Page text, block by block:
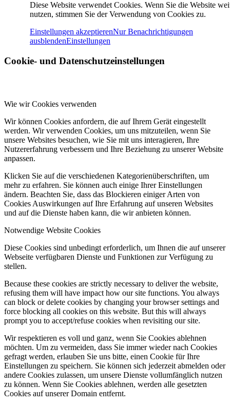
Diese Website verwendet Cookies. Wenn Sie die Website
nutzen, stimmen Sie der Verwendung von Cookies zu.
Einstellungen akzeptierenNur Benachrichtigungen
ausblendenEinstellungen
Cookie- und Datenschutzeinstellungen
Wie wir Cookies verwenden
Wir können Cookies anfordern, die auf Ihrem Gerät eingestellt
werden. Wir verwenden Cookies, um uns mitzuteilen, wenn Sie
unsere Websites besuchen, wie Sie mit uns interagieren, Ihre
Nutzererfahrung verbessern und Ihre Beziehung zu unserer Website
anpassen.
Klicken Sie auf die verschiedenen Kategorienüberschriften, um
mehr zu erfahren. Sie können auch einige Ihrer Einstellungen
ändern. Beachten Sie, dass das Blockieren einiger Arten von
Cookies Auswirkungen auf Ihre Erfahrung auf unseren Websites
und auf die Dienste haben kann, die wir anbieten können.
Notwendige Website Cookies
Diese Cookies sind unbedingt erforderlich, um Ihnen die auf unserer
Webseite verfügbaren Dienste und Funktionen zur Verfügung zu
stellen.
Because these cookies are strictly necessary to deliver the website,
refusing them will have impact how our site functions. You always
can block or delete cookies by changing your browser settings and
force blocking all cookies on this website. But this will always
prompt you to accept/refuse cookies when revisiting our site.
Wir respektieren es voll und ganz, wenn Sie Cookies ablehnen
möchten. Um zu vermeiden, dass Sie immer wieder nach Cookies
gefragt werden, erlauben Sie uns bitte, einen Cookie für Ihre
Einstellungen zu speichern. Sie können sich jederzeit abmelden oder
andere Cookies zulassen, um unsere Dienste vollumfänglich nutzen
zu können. Wenn Sie Cookies ablehnen, werden alle gesetzten
Cookies auf unserer Domain entfernt.